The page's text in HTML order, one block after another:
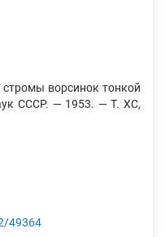
ворсинок тонкой
СССР. — 1953. — Т. XC,
49364